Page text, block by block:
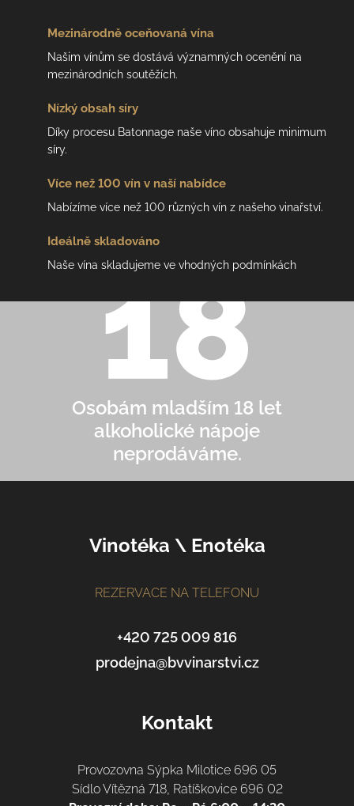
Mezinárodně oceňovaná vína
Našim vínům se dostává významných ocenění na
mezinárodních soutěžích.
Nízký obsah síry
Díky procesu Batonnage naše víno obsahuje minimum
síry.
Více než 100 vín v naší nabídce
Nabízíme více než 100 různých vín z našeho vinařství.
Ideálně skladováno
Naše vína skladujeme ve vhodných podmínkách
Osobám mladším 18 let
alkoholické nápoje
neprodáváme.
Vinotéka \ Enotéka
REZERVACE NA TELEFONU
+420 725 009 816
prodejna@bvvinarstvi.cz
Kontakt
Provozovna Sýpka Milotice 696 05
Sídlo Vítězná 718, Ratíškovice 696 02